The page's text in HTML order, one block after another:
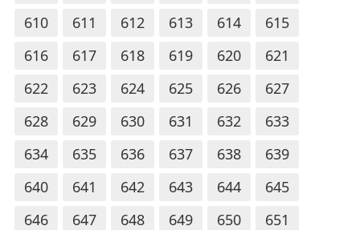
610
611 612 613 614
615
616
617 618 619 620
621
622
623 624 625 626
627
628
629 630 631 632
633
634
635 636 637 638
639
640
641 642 643 644
645
646
647 648 649 650
651